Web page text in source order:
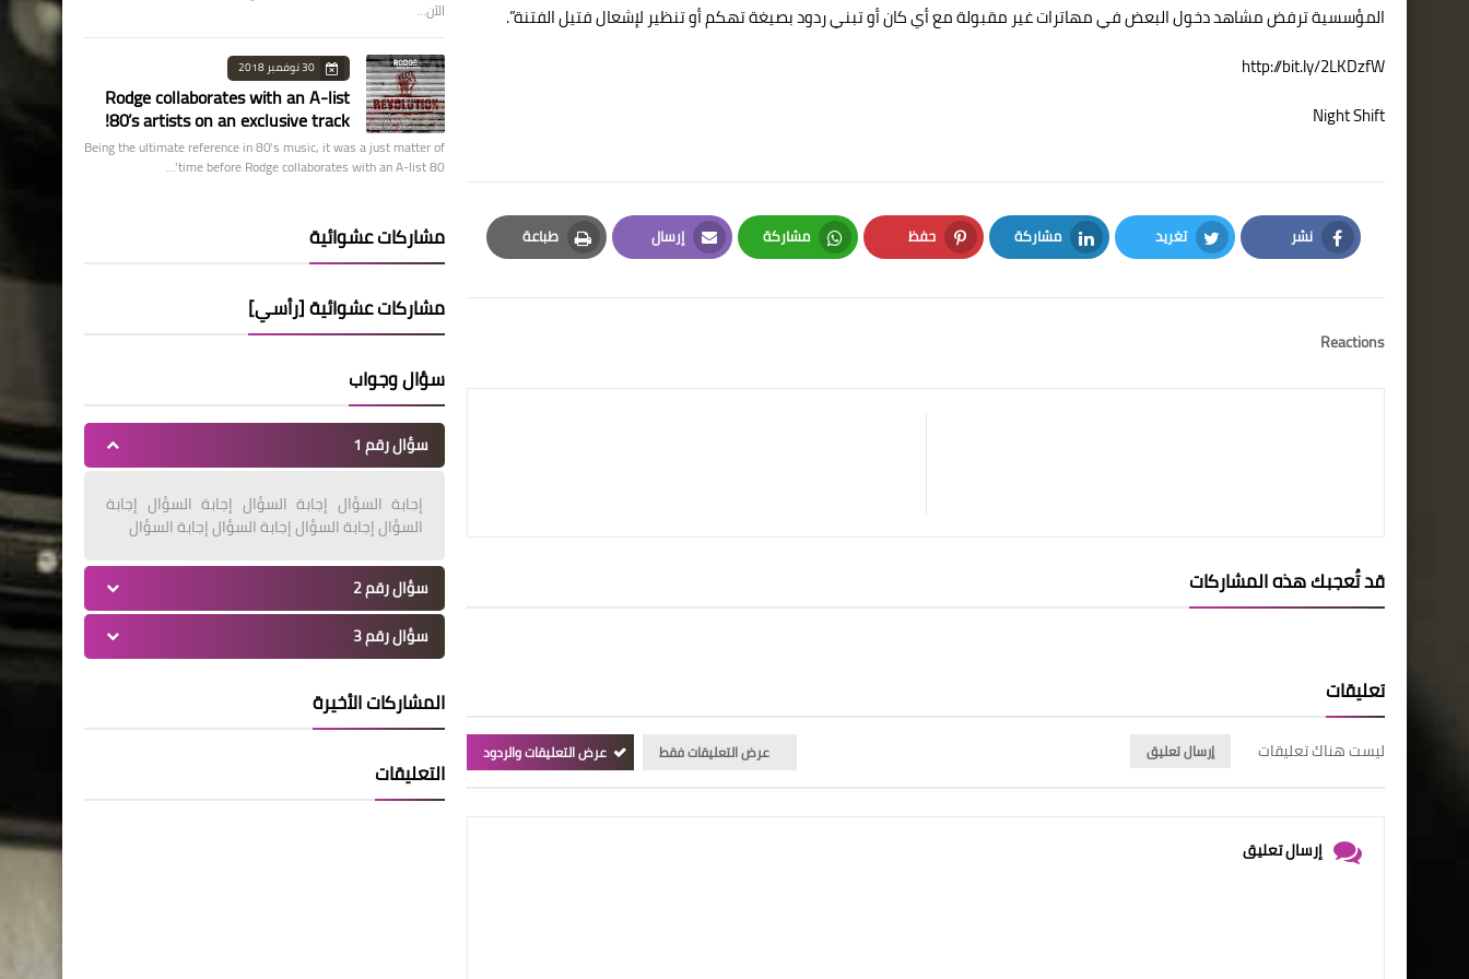
المؤسسية ترفض مشاهد دخول البعض في مهاترات غير مقبولة مع أي كان أو تبني ردود بصيغة تهكم أو تنظير لإشعال فتيل الفتنة”.
http://bit.ly/2LKDzfW
Night Shift
نشر
Facebook
تغريد
Twitter
مشاركة
LinkedIn
حفظ
Pinterest
مشاركة
Whatsapp
إرسال
Email
طباعة
Print
Reactions
قد تُعجبك هذه المشاركات
تعليقات
ليست هناك تعليقات إرسال تعليق عرض التعليقات فقط عرض التعليقات والردود
إرسال تعليق
الآن…
30 نوفمبر 2018
Rodge collaborates with an A-list
80’s artists on an exclusive track!
Being the ultimate reference in 80’s music, it was a just matter of
time before Rodge collaborates with an A-list 80’…
مشاركات عشوائية
مشاركات عشوائية [رأسي]
سؤال وجواب
سؤال رقم 1
إجابة السؤال إجابة السؤال إجابة السؤال إجابة
السؤال إجابة السؤال إجابة السؤال إجابة السؤال
سؤال رقم 2
سؤال رقم 3
المشاركات الأخيرة
التعليقات